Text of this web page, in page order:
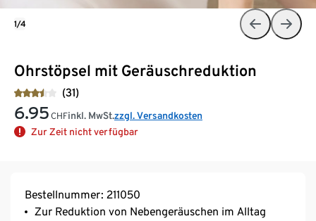
Ohrstöpsel mit Geräuschreduktion
(31)
6.95 CHFinkl. MwSt.zzgl. Versandkosten
Zur Zeit nicht verfügbar
1/4
Bestellnummer: 211050
Zur Reduktion von Nebengeräuschen im Alltag